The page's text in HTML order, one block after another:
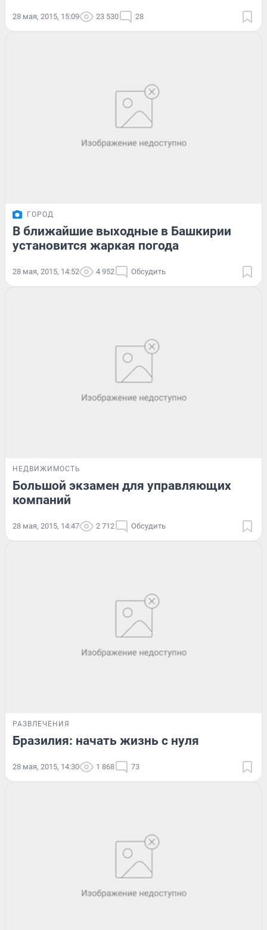
28 мая, 2015, 15:09 23 530 28
ГОРОД
В ближайшие выходные в Башкирии
установится жаркая погода
28 мая, 2015, 14:52 4 952 Обсудить
НЕДВИЖИМОСТЬ
Большой экзамен для управляющих
компаний
28 мая, 2015, 14:47 2 712 Обсудить
РАЗВЛЕЧЕНИЯ
Бразилия: начать жизнь с нуля
28 мая, 2015, 14:30 1 868 73